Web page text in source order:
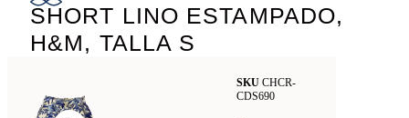
SHORT LINO ESTAMPADO,
H&M, TALLA S
SKUCHCR-
CDS690